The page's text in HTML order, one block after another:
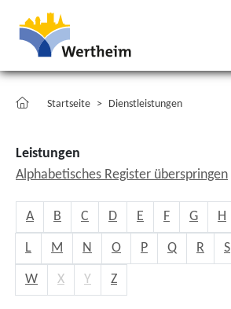
Startseite Dienstleistungen
Leistungen
Alphabetisches Register überspringen
A B C D E F G H
L M N O P Q R S
W X Y Z